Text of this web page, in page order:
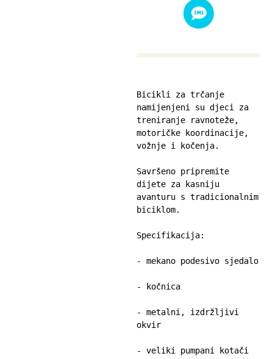
Bicikli za trčanje
namijenjeni su djeci za
treniranje ravnoteže,
motoričke koordinacije,
vožnje i kočenja.
Savršeno pripremite
dijete za kasniju
avanturu s tradicionalnim
biciklom.
Specifikacija:
- mekano podesivo sjedalo
- kočnica
- metalni, izdržljivi
okvir
- veliki pumpani kotači